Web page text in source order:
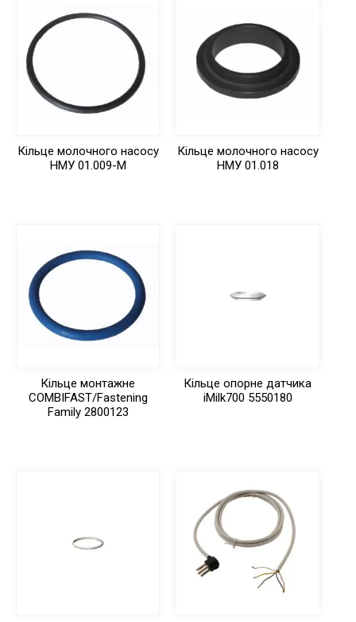
Кільце молочного насосу
НМУ 01.009-М
Кільце молочного насосу
НМУ 01.018
Кільце монтажне
COMBIFAST/Fastening
Family 2800123
Кільце опорне датчика
iMilk700 5550180